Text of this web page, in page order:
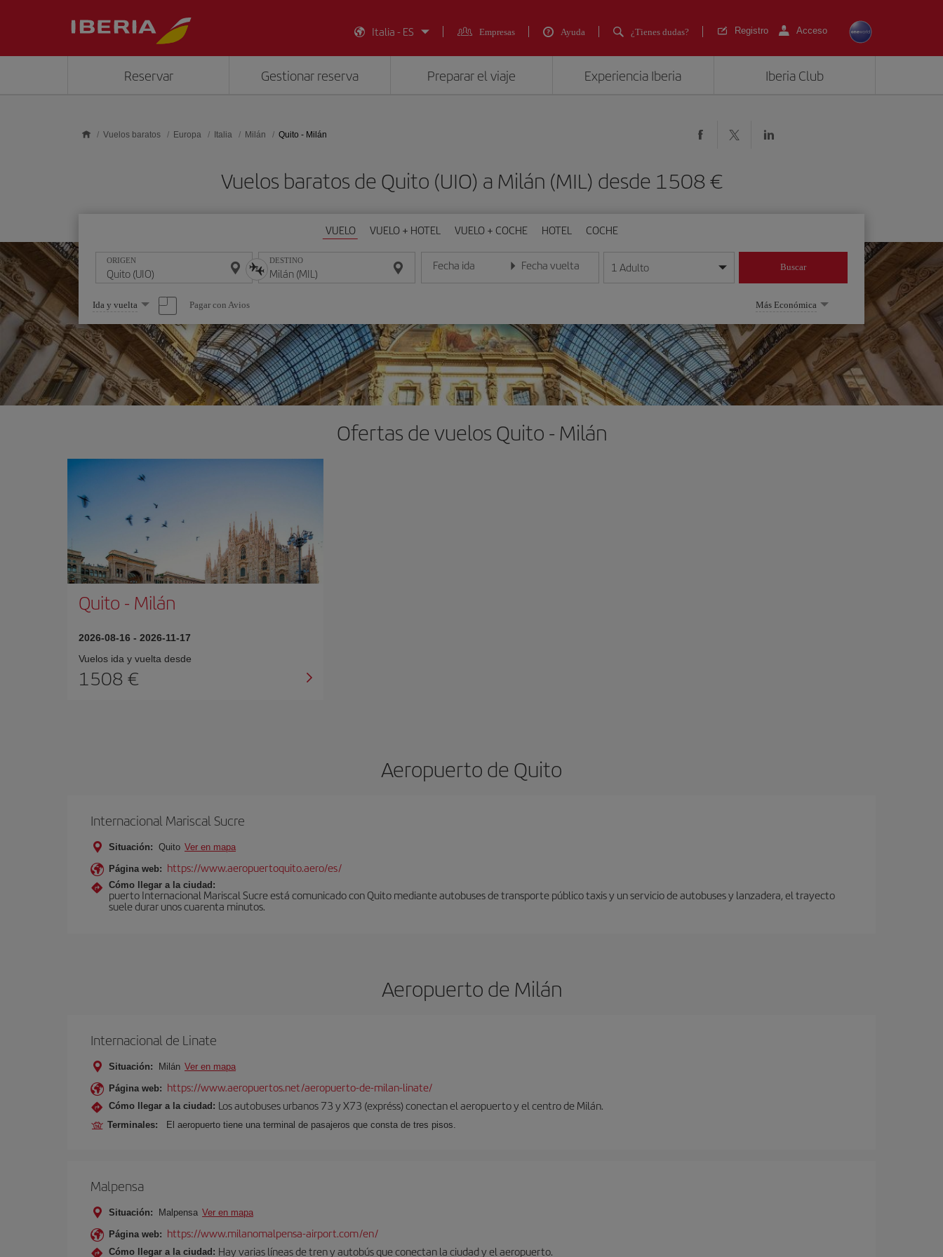
Italia - ES
Empresas Ayuda ¿Tienes dudas? Registro Acceso
Reservar Gestionar reserva Preparar el viaje Experiencia Iberia Iberia Club
Vuelos baratos Europa Italia Milán Quito - Milán
Vuelos baratos de Quito (UIO) a Milán (MIL) desde 1508
VUELO VUELO + HOTEL VUELO + COCHE HOTEL COCHE
ORIGEN DESTINO Fecha ida
Introduce la fecha en formato día/mes/año
Fecha vuelta
Introduce la fecha en formato día/mes/año
1 Adulto Buscar
Seleccione
una
opción
Ida y vuelta Pagar con Avios Más Económica
Ofertas de vuelos Quito - Milán
Quito - Milán
2026-08-16 - 2026-11-17
Vuelos ida y vuelta desde
1508
Aeropuerto de Quito
Internacional Mariscal Sucre
Situación: Quito Ver en mapa
Página web: https://www.aeropuertoquito.aero/es/
Cómo llegar a la ciudad:
puerto Internacional Mariscal Sucre está comunicado con Quito mediante autobuses de transporte público taxis y un servicio de autobuses y lanzadera, el trayecto
suele durar unos cuarenta minutos.
Aeropuerto de Milán
Internacional de Linate
Situación: Milán Ver en mapa
Página web: https://www.aeropuertos.net/aeropuerto-de-milan-linate/
Cómo llegar a la ciudad: Los autobuses urbanos 73 y X73 (expréss) conectan el aeropuerto y el centro de Milán.
Terminales: El aeropuerto tiene una terminal de pasajeros que consta de tres pisos.
Malpensa
Situación: Malpensa Ver en mapa
Página web: https://www.milanomalpensa-airport.com/en/
Cómo llegar a la ciudad: Hay varias líneas de tren y autobús que conectan la ciudad y el aeropuerto.